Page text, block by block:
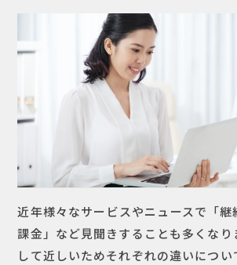
近年様々なサービスやニュースで「
課金」など見聞きすることも多くなり
して近しいためそれぞれの違いにつ